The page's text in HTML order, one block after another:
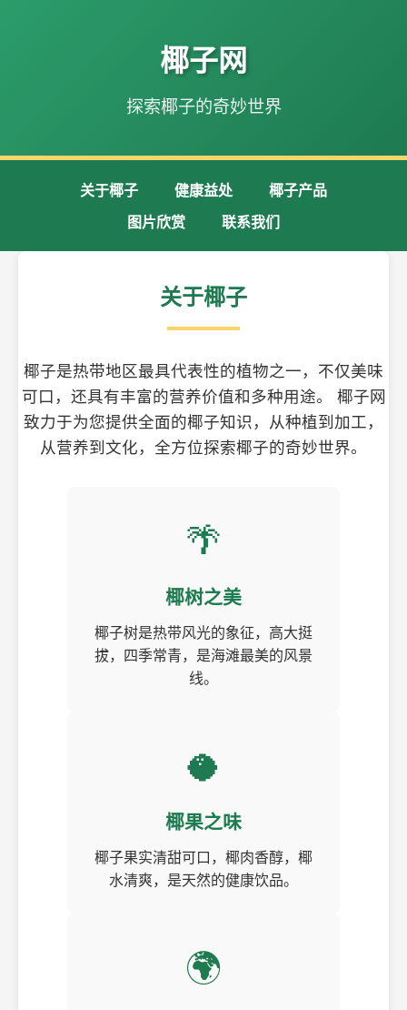
椰子网
探索椰子的奇妙世界
关于椰子 健康益处
椰子产品
图片欣赏
联系我们
关于椰子
椰子是热带地区最具代表性的植物之一，不仅美味
可口，还具有丰富的营养价值和多种用途。 椰子网
致力于为您提供全面的椰子知识，从种植到加工，
从营养到文化，全方位探索椰子的奇妙世界。
🌴
椰树之美
椰子树是热带风光的象征，高大挺
拔，四季常青，是海滩最美的风景
线。
🥥
椰果之味
椰子果实清甜可口，椰肉香醇，椰
水清爽，是天然的健康饮品。
🌍